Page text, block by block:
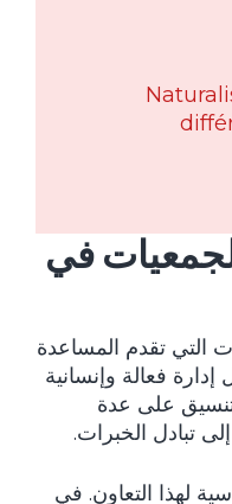
في
التي تقدم المساعدة
فعالة وإنسانية
على عدة
تبادل الخبرات.
لهذا التعاون. في